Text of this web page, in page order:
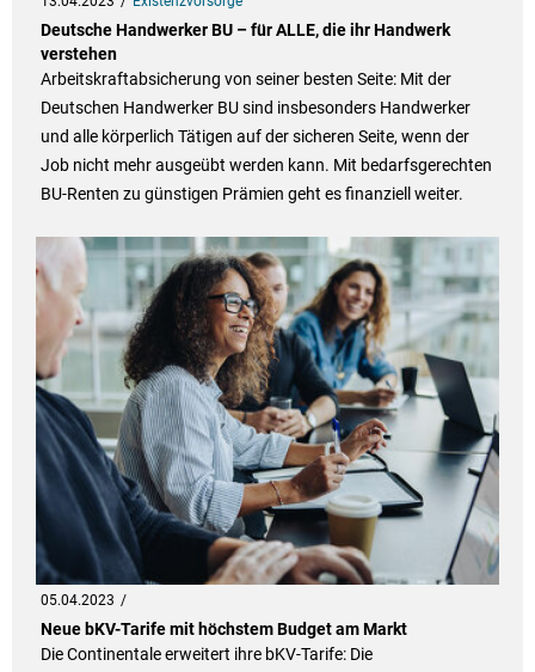
Deutsche Handwerker BU – für ALLE, die ihr Handwerk
verstehen
Arbeitskraftabsicherung von seiner besten Seite: Mit der
Deutschen Handwerker BU sind insbesonders Handwerker
und alle körperlich Tätigen auf der sicheren Seite, wenn der
Job nicht mehr ausgeübt werden kann. Mit bedarfsgerechten
BU-Renten zu günstigen Prämien geht es finanziell weiter.
05.04.2023
Neue bKV-Tarife mit höchstem Budget am Markt
Die Continentale erweitert ihre bKV-Tarife: Die